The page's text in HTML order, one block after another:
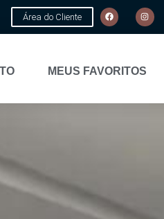
Área do Cliente
MEUS FAVORITOS